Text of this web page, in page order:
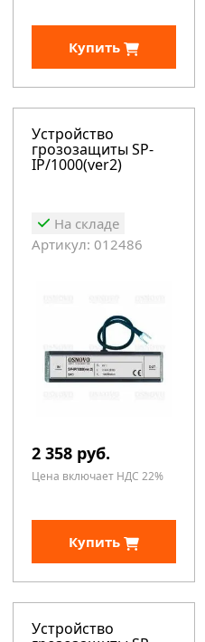
Купить
Устройство
грозозащиты SP-
IP/1000(ver2)
На складе
Артикул: 012486
2 358 руб.
Цена включает НДС 22%
Купить
Устройство